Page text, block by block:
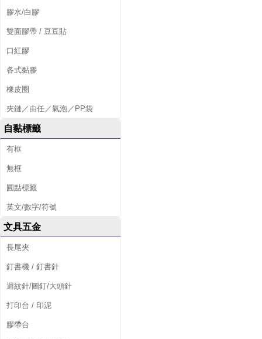
膠水/白膠
雙面膠帶 / 豆豆貼
口紅膠
各式黏膠
橡皮圈
夾鏈／由任／氣泡／PP袋
自黏標籤
有框
無框
圓點標籤
英文/數字/符號
文具五金
長尾夾
釘書機 / 釘書針
迴紋針/圖釘/大頭針
打印台 / 印泥
膠帶台